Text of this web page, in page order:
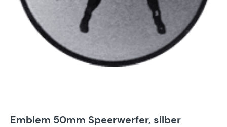
Emblem 50mm Speerwerfer, silber